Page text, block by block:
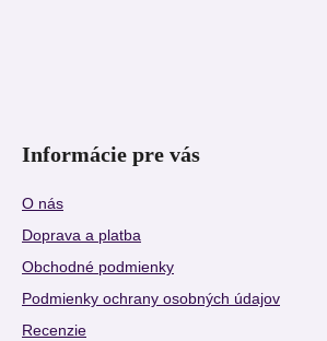
Informácie pre vás
O nás
Doprava a platba
Obchodné podmienky
Podmienky ochrany osobných údajov
Recenzie